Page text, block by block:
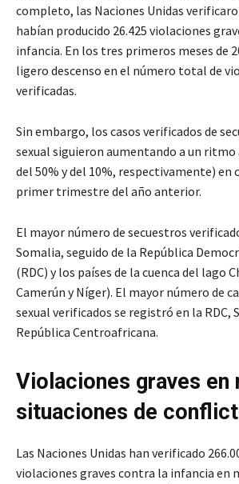
completo, las Naciones Unidas
habían producido 26.425 violaciones
infancia. En los tres primeros meses de
ligero descenso en el número total de
verificadas.
Sin embargo, los casos verificados de
sexual siguieron aumentando a un
del 50% y del 10%, respectivamente) en
primer trimestre del año anterior.
El mayor número de secuestros
Somalia, seguido de la República
(RDC) y los países de la cuenca del lago
Camerún y Níger). El mayor número de
sexual verificados se registró en la RDC,
República Centroafricana.
Violaciones graves en
situaciones de
Las Naciones Unidas han verificado
violaciones graves contra la infancia en